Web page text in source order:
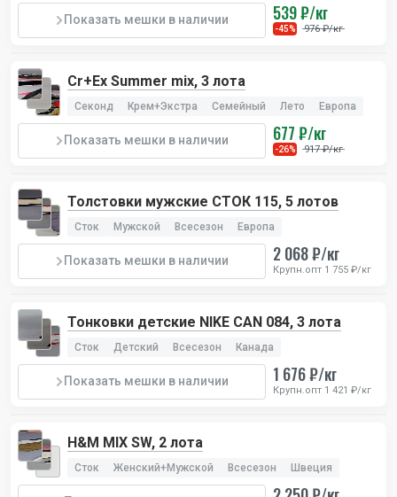
Показать мешки в наличии 539 ₽/кг
-45% 976 ₽/кг
Cr+Ex Summer mix, 3 лота
Секонд Крем+Экстра Семейный Лето Европа
Показать мешки в наличии 677 ₽/кг
-26% 917 ₽/кг
Толстовки мужские СТОК 115, 5 лотов
Сток Мужской Всесезон Европа
Показать мешки в наличии 2 068 ₽/кг
Крупн.опт 1 755 ₽/кг
Тонковки детские NIKE CAN 084, 3 лота
Сток Детский Всесезон Канада
Показать мешки в наличии 1 676 ₽/кг
Крупн.опт 1 421 ₽/кг
H&M MIX SW, 2 лота
Сток Женский+Мужской Всесезон Швеция